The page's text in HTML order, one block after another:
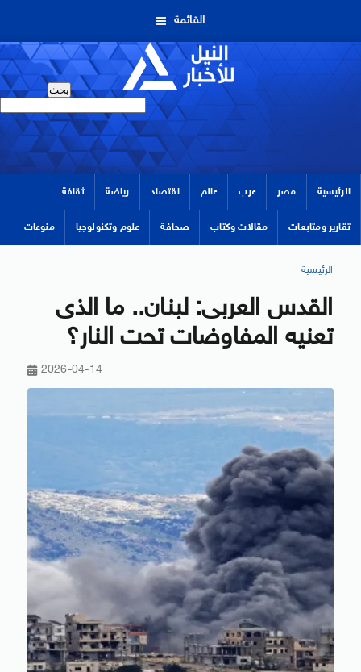
القائمة
الرئيسية مصر عرب عالم اقتصاد رياضة ثقافة
تقارير ومتابعات مقالات وكتاب صحافة علوم وتكنولوجيا منوعات
الرئيسية
القدس العربى: لبنان.. ما الذى
تعنيه المفاوضات تحت النار؟
2026-04-14